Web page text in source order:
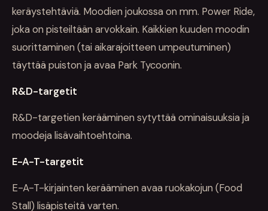
keräystehtäviä. Moodien joukossa on mm. Power Ride,
joka on pisteiltään arvokkain. Kaikkien kuuden moodin
suorittaminen (tai aikarajoitteen umpeutuminen)
täyttää puiston ja avaa Park Tycoonin.
R&D-targetit
R&D-targetien kerääminen sytyttää ominaisuuksia ja
moodeja lisävaihtoehtoina.
E-A-T-targetit
E-A-T-kirjainten kerääminen avaa ruokakojun (Food
Stall) lisäpisteitä varten.